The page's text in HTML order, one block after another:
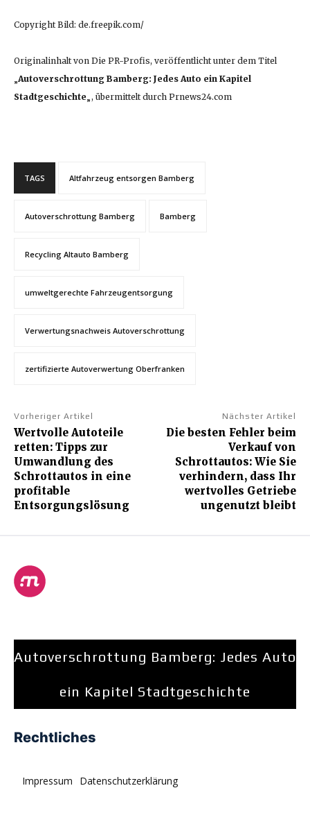
Copyright Bild: de.freepik.com/
Originalinhalt von Die PR-Profis, veröffentlicht unter dem Titel
„Autoverschrottung Bamberg: Jedes Auto ein Kapitel
Stadtgeschichte„, übermittelt durch Prnews24.com
TAGS Altfahrzeug entsorgen Bamberg
Autoverschrottung Bamberg Bamberg
Recycling Altauto Bamberg
umweltgerechte Fahrzeugentsorgung
Verwertungsnachweis Autoverschrottung
zertifizierte Autoverwertung Oberfranken
Vorheriger Artikel
Wertvolle Autoteile
retten: Tipps zur
Umwandlung des
Schrottautos in eine
profitable
Entsorgungslösung
Nächster Artikel
Die besten Fehler beim
Verkauf von
Schrottautos: Wie Sie
verhindern, dass Ihr
wertvolles Getriebe
ungenutzt bleibt
Autoverschrottung Bamberg: Jedes Auto
ein Kapitel Stadtgeschichte
Rechtliches
Impressum Datenschutzerklärung